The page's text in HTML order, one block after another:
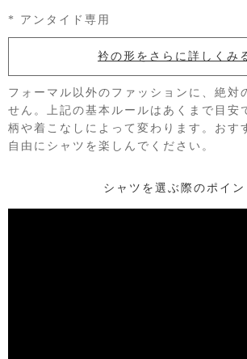
* アンタイド専用
衿の形をさらに詳しくみ
フォーマル以外のファッションに、絶対
せん。上記の基本ルールはあくまで目安
柄や着こなしによって変わります。おす
自由にシャツを楽しんでください。
シャツを選ぶ際のポイン